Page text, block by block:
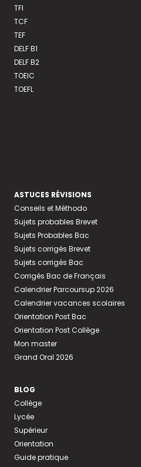
TFI
TCF
TEF
DELF B1
DELF B2
TOEIC
TOEFL
ASTUCES RÉVISIONS
Conseils et Méthodo
Sujets probables Brevet
Sujets Probables Bac
Sujets corrigés Brevet
Sujets corrigés Bac
Corrigés Bac de Français
Calendrier Parcoursup 2026
Calendrier vacances scolaires
Orientation Post Bac
Orientation Post Collège
Mon master
Grand Oral 2026
BLOG
Collège
Lycée
Supérieur
Orientation
Guide pratique